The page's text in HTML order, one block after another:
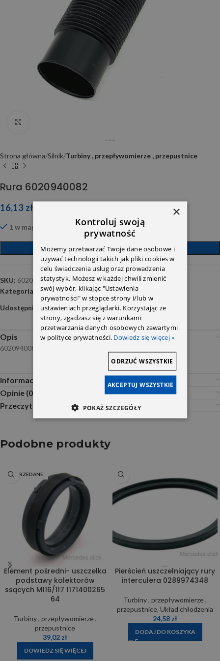
Strona główna Silnik Turbiny , przepływomierze , przepustnice
Rura 6020940082
16,13 zł
1 w magazynie
DODAJ DO KOSZYKA
SKU: 6020940082
Kategoria:
Turbiny , przepływomierze , przepustnice
Udostępnij:
Opis
6020940082
Informacje dodatkowe
Opinie (0)
Przeczytaj Przed Zakupem
Podobne produkty
WYPRZEDANE
Element pośredni- uszczelka
podstawy kolektorów
ssących M116/117 1171400265
64
Turbiny , przepływomierze ,
przepustnice
39,02 zł
DOWIEDZ SIĘ WIĘCEJ
Pierścień uszczelniający rury
interculera 0289974348
Turbiny , przepływomierze ,
przepustnice, Układ chłodzenia
24,58 zł
DODAJ DO KOSZYKA
×
Kontroluj swoją
prywatność
Możemy przetwarzać Twoje dane osobowe i
używać technologii takich jak pliki cookies w
celu świadczenia usług oraz prowadzenia
statystyk. Możesz w każdej chwili zmienić
swój wybór, klikając "Ustawienia
prywatności" w stopce strony i/lub w
ustawieniach przeglądarki. Korzystając ze
strony, zgadzasz się z warunkami
przetwarzania danych osobowych zawartymi
w polityce prywatności. Dowiedz się więcej »
AKCEPTUJ WSZYSTKIE
ODRZUĆ WSZYSTKIE
POKAŻ SZCZEGÓŁY